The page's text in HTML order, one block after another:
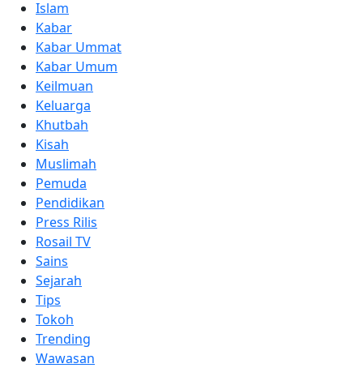
Islam
Kabar
Kabar Ummat
Kabar Umum
Keilmuan
Keluarga
Khutbah
Kisah
Muslimah
Pemuda
Pendidikan
Press Rilis
Rosail TV
Sains
Sejarah
Tips
Tokoh
Trending
Wawasan